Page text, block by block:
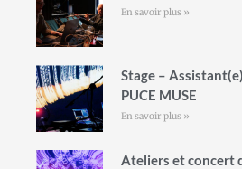
En savoir plus »
Stage –
PUCE MUSE
En savoir plus »
Ateliers et concert